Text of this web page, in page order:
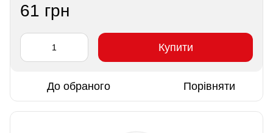
61 грн
Купити
До обраного Порівняти